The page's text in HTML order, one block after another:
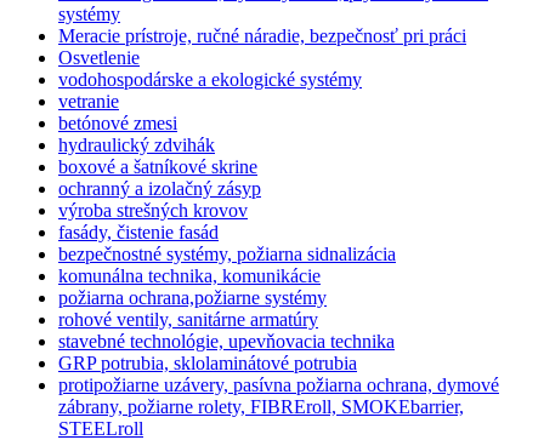
systémy
Meracie prístroje, ručné náradie, bezpečnosť pri práci
Osvetlenie
vodohospodárske a ekologické systémy
vetranie
betónové zmesi
hydraulický zdvihák
boxové a šatníkové skrine
ochranný a izolačný zásyp
výroba strešných krovov
fasády, čistenie fasád
bezpečnostné systémy, požiarna sidnalizácia
komunálna technika, komunikácie
požiarna ochrana,požiarne systémy
rohové ventily, sanitárne armatúry
stavebné technológie, upevňovacia technika
GRP potrubia, sklolaminátové potrubia
protipožiarne uzávery, pasívna požiarna ochrana, dymové
zábrany, požiarne rolety, FIBREroll, SMOKEbarrier,
STEELroll